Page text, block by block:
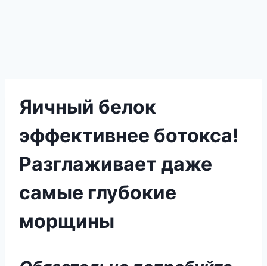
Яичный белок
эффективнее ботокса!
Разглаживает даже
самые глубокие
морщины